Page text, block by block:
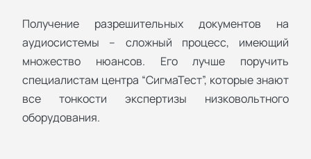
Получение разрешительных документов на
аудиосистемы – сложный процесс, имеющий
множество нюансов. Его лучше поручить
специалистам центра “СигмаТест”, которые знают
все тонкости экспертизы низковольтного
оборудования.